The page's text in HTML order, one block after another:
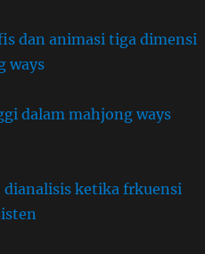
dan animasi tiga dimensi
ways
dalam mahjong ways
ketika frkuensi